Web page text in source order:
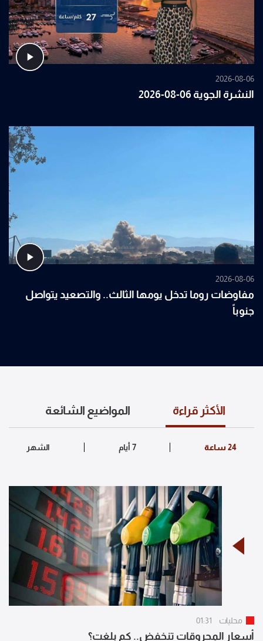
2026-08-06
النشرة الجوية 06-08-2026
2026-08-06
مفاوضات روما تدخل يومها الثالث.. والتصعيد يتواصل
جنوباً
الأكثر قراءة المواضيع الشائعة
محليات 01:31
أسعار المحروقات تنخفض.. كم بلغت؟